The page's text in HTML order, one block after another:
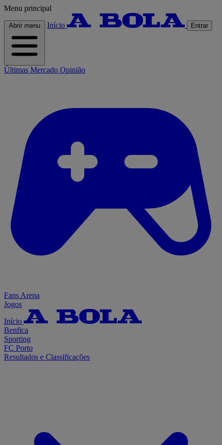
Menu principal
Abrir menu Início Entrar
Últimas Mercado Opinião
Fans Arena
Jogos
Início
Benfica
Sporting
FC Porto
Resultados e Classificações